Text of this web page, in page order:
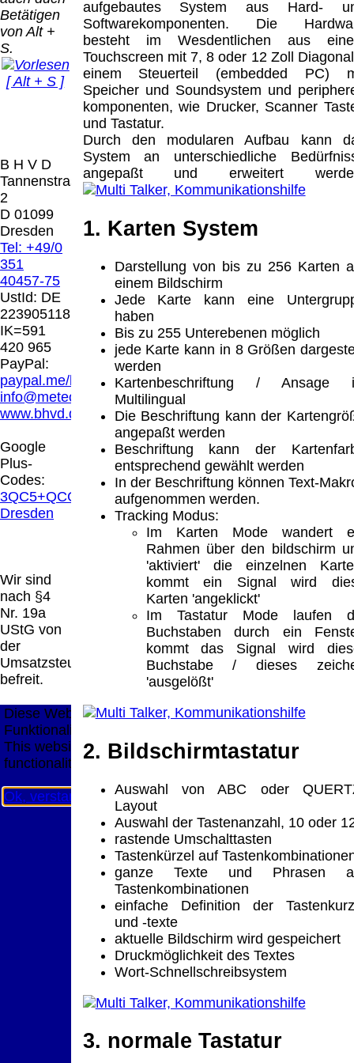
Betätigen
von Alt +
S.
[ Alt + S ]
B H V D
Tannenstrasse
2
D 01099
Dresden
Tel: +49/0
351
40457-75
UstId: DE
223905118
IK=591
420 965
PayPal:
paypal.me/blindenhilfsmittel
info@meteor.vision
www.bhvd.de
Google
Plus-
Codes:
3QC5+QCG
Dresden
Wir sind
nach §4
Nr. 19a
UStG von
der
Umsatzsteuer
befreit.
aufgebautes System aus Hard-
Softwarekomponenten. Die
besteht im Wesdentlichen aus
Touchscreen mit 7, 8 oder 12 Zoll
einem Steuerteil (embedded PC)
Speicher und Soundsystem und
komponenten, wie Drucker, Scanner
und Tastatur.
Durch den modularen Aufbau kann
System an unterschiedliche
angepaßt und erweitert
1. Karten System
Darstellung von bis zu 256 Karten
einem Bildschirm
Jede Karte kann eine
haben
Bis zu 255 Unterebenen möglich
jede Karte kann in 8 Größen
werden
Kartenbeschriftung / Ansage
Multilingual
Die Beschriftung kann der
angepaßt werden
Beschriftung kann der
entsprechend gewählt werden
In der Beschriftung können Text-
aufgenommen werden.
Tracking Modus:
Im Karten Mode wandert
Rahmen über den bildschirm
'aktiviert' die einzelnen
kommt ein Signal wird
Karten 'angeklickt'
Im Tastatur Mode laufen
Buchstaben durch ein
kommt das Signal wird
Buchstabe / dieses
'ausgelößt'
2. Bildschirmtastatur
Auswahl von ABC oder
Layout
Auswahl der Tastenanzahl, 10 oder
rastende Umschalttasten
Tastenkürzel auf
ganze Texte und Phrasen
Tastenkombinationen
einfache Definition der
und -texte
aktuelle Bildschirm wird gespeichert
Druckmöglichkeit des Textes
Wort-Schnellschreibsystem
3. normale Tastatur
Der Versand erfolgt
als versichertes
Paket.
Selbstabholung
vom Büro oder
von
Ausstellungen:
0.00 €
Versandart
erhalten Sie per
Email z.B. einen
Lizenzschlüssel
und die
Rechnung /
Lieferschein. Sie
erhalten also
keinen
Datenträger.
Die in diesem Dokument genannten
Warenzeichen sind Eigentum der jeweiligen
Firmen. Preisänderungen, Irrtümer und
technische Änderungen vorbehalten.
letzte Änderung: 13. Juli 2026 Blinden
Hilfsmittel Vertrieb Dresden,
Mit einem Urteil vom 12.05.1998 - 312 O
85/98 - Haftung für Links hat das Landgericht
Hamburg entschieden, dass man durch die
Anbringung eines Links, die Inhalte der
gelinkten Seite ggf. mit zu verantworten hat.
Dieses kann nur dadurch verhindert werden,
dass man sich ausdrücklich von diesen
Inhalten distanziert. Hiermit distanzieren wir
uns ausdrücklich von allen Inhalten, aller
gelinkten Seiten auf unserer Homepage und
machen uns diese Inhalte nicht zu eigen.
Diese Erklärung gilt für alle auf unserer
Homepage angebrachten Links.
Die Europäische Kommission stellt eine
Plattform zur Online-Streitbeilegung (OS)
bereit. Die Plattform finden Sie unter
http://ec.europa.eu/consumers/odr/ Unsere E-
Mailadresse lautet:
info@meteor.vision.
Seitenanfang
Impressum AGB Widerruf
Datenschutz
Urheberrechte Kontakt Links
Katalog (PDF)
Sitemap
Wir
[ 10061
große Anzeige Schließen X
Diese Website nutzt Cookies, um bestmögliche
Funktionalität bieten zu können.
This website uses cookies to provide the best possible
functionality.
Ok, verstanden Mehr Infos